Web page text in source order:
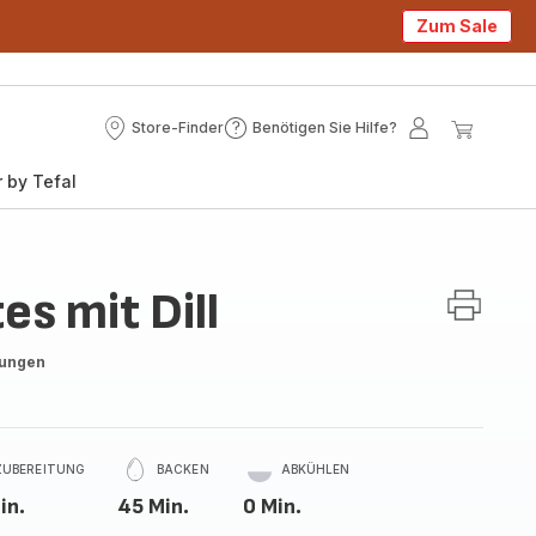
Zum Sale
Store-Finder
Store-
Benötigen Sie Hilfe?
Benötigen
Mein
by Tefal
mit Dill
BACKEN
45 Min.
ABKÜHLEN
0 Min.